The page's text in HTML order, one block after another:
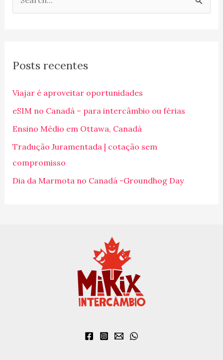
u
s
a
r
p
o
r
Posts recentes
Viajar é aproveitar oportunidades
eSIM no Canadá – para intercâmbio ou férias
Ensino Médio em Ottawa, Canadá
Tradução Juramentada | cotação sem
compromisso
Dia da Marmota no Canadá -Groundhog Day